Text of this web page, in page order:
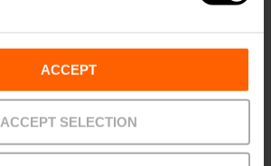
ACCEPT
ACCEPT SELECTION